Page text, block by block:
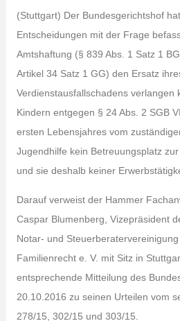
(Stuttgart) Der Bundesgerichtshof
Entscheidungen mit der Frage
Amtshaftung (§ 839 Abs. 1 Satz 1
Artikel 34 Satz 1 GG) den Ersatz
Verdienstausfallschadens verlangen
Kindern entgegen § 24 Abs. 2 SGB
ersten Lebensjahres vom
Jugendhilfe kein Betreuungsplatz
und sie deshalb keiner
Darauf verweist der Hammer
Caspar Blumenberg, Vizepräsident
Notar- und
Familienrecht e. V. mit Sitz in
entsprechende Mitteilung des
20.10.2016 zu seinen Urteilen vom
278/15, 302/15 und 303/15.